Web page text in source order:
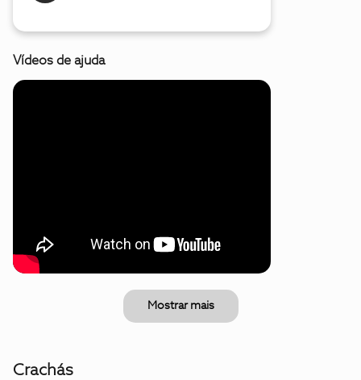
Vídeos de ajuda
Mostrar mais
Crachás